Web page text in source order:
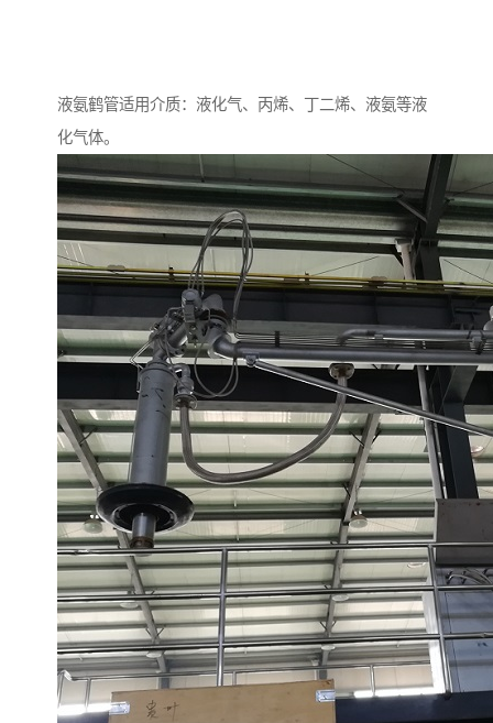
液氨鹤管适用介质：液化气、丙烯、丁二烯、液氨等液
化气体。